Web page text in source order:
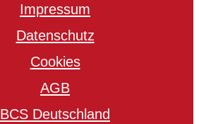
Impressum
Datenschutz
Cookies
AGB
BCS Deutschland